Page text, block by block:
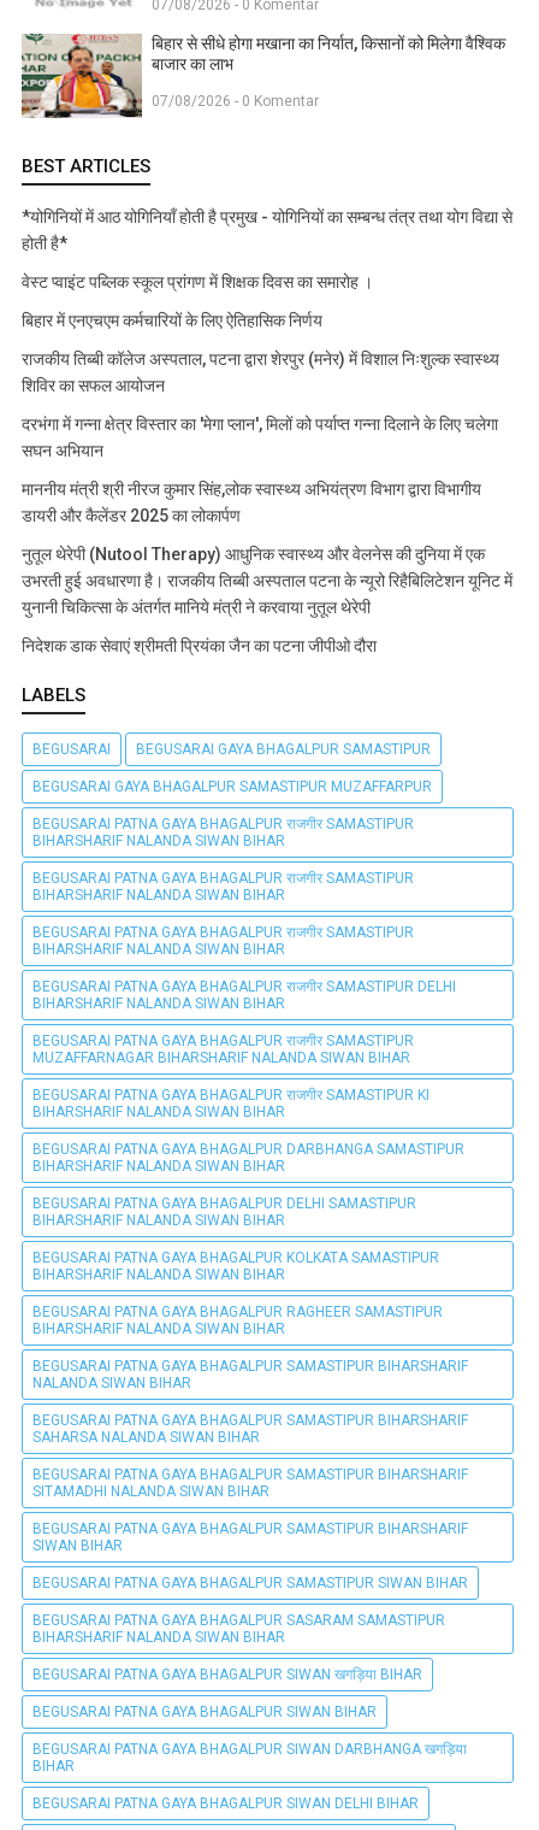
07/08/2026 - 0 Komentar
बिहार से सीधे होगा मखाना का निर्यात, किसानों को मिलेगा वैश्विक
बाजार का लाभ
07/08/2026 - 0 Komentar
BEST ARTICLES
*योगिनियों में आठ योगिनियाँ होती है प्रमुख - योगिनियों का सम्बन्ध तंत्र तथा योग विद्या से
होती है*
वेस्ट प्वाइंट पब्लिक स्कूल प्रांगण में शिक्षक दिवस का समारोह ।
बिहार में एनएचएम कर्मचारियों के लिए ऐतिहासिक निर्णय
राजकीय तिब्बी कॉलेज अस्पताल, पटना द्वारा शेरपुर (मनेर) में विशाल निःशुल्क स्वास्थ्य
शिविर का सफल आयोजन
दरभंगा में गन्ना क्षेत्र विस्तार का 'मेगा प्लान', मिलों को पर्याप्त गन्ना दिलाने के लिए चलेगा
सघन अभियान
माननीय मंत्री श्री नीरज कुमार सिंह,लोक स्वास्थ्य अभियंत्रण विभाग द्वारा विभागीय
डायरी और कैलेंडर 2025 का लोकार्पण
नुतूल थेरेपी (Nutool Therapy) आधुनिक स्वास्थ्य और वेलनेस की दुनिया में एक
उभरती हुई अवधारणा है। राजकीय तिब्बी अस्पताल पटना के न्यूरो रिहैबिलिटेशन यूनिट में
युनानी चिकित्सा के अंतर्गत मानिये मंत्री ने करवाया नुतूल थेरेपी
निदेशक डाक सेवाएं श्रीमती प्रियंका जैन का पटना जीपीओ दौरा
LABELS
BEGUSARAI BEGUSARAI GAYA BHAGALPUR SAMASTIPUR
BEGUSARAI GAYA BHAGALPUR SAMASTIPUR MUZAFFARPUR
BEGUSARAI PATNA GAYA BHAGALPUR राजगीर SAMASTIPUR
BIHARSHARIF NALANDA SIWAN BIHAR
BEGUSARAI PATNA GAYA BHAGALPUR राजगीर SAMASTIPUR
BIHARSHARIF NALANDA SIWAN BIHAR
BEGUSARAI PATNA GAYA BHAGALPUR राजगीर SAMASTIPUR
BIHARSHARIF NALANDA SIWAN BIHAR
BEGUSARAI PATNA GAYA BHAGALPUR राजगीर SAMASTIPUR DELHI
BIHARSHARIF NALANDA SIWAN BIHAR
BEGUSARAI PATNA GAYA BHAGALPUR राजगीर SAMASTIPUR
MUZAFFARNAGAR BIHARSHARIF NALANDA SIWAN BIHAR
BEGUSARAI PATNA GAYA BHAGALPUR राजगीर SAMASTIPUR KI
BIHARSHARIF NALANDA SIWAN BIHAR
BEGUSARAI PATNA GAYA BHAGALPUR DARBHANGA SAMASTIPUR
BIHARSHARIF NALANDA SIWAN BIHAR
BEGUSARAI PATNA GAYA BHAGALPUR DELHI SAMASTIPUR
BIHARSHARIF NALANDA SIWAN BIHAR
BEGUSARAI PATNA GAYA BHAGALPUR KOLKATA SAMASTIPUR
BIHARSHARIF NALANDA SIWAN BIHAR
BEGUSARAI PATNA GAYA BHAGALPUR RAGHEER SAMASTIPUR
BIHARSHARIF NALANDA SIWAN BIHAR
BEGUSARAI PATNA GAYA BHAGALPUR SAMASTIPUR BIHARSHARIF
NALANDA SIWAN BIHAR
BEGUSARAI PATNA GAYA BHAGALPUR SAMASTIPUR BIHARSHARIF
SAHARSA NALANDA SIWAN BIHAR
BEGUSARAI PATNA GAYA BHAGALPUR SAMASTIPUR BIHARSHARIF
SITAMADHI NALANDA SIWAN BIHAR
BEGUSARAI PATNA GAYA BHAGALPUR SAMASTIPUR BIHARSHARIF
SIWAN BIHAR
BEGUSARAI PATNA GAYA BHAGALPUR SAMASTIPUR SIWAN BIHAR
BEGUSARAI PATNA GAYA BHAGALPUR SASARAM SAMASTIPUR
BIHARSHARIF NALANDA SIWAN BIHAR
BEGUSARAI PATNA GAYA BHAGALPUR SIWAN खगड़िया BIHAR
BEGUSARAI PATNA GAYA BHAGALPUR SIWAN BIHAR
BEGUSARAI PATNA GAYA BHAGALPUR SIWAN DARBHANGA खगड़िया
BIHAR
BEGUSARAI PATNA GAYA BHAGALPUR SIWAN DELHI BIHAR